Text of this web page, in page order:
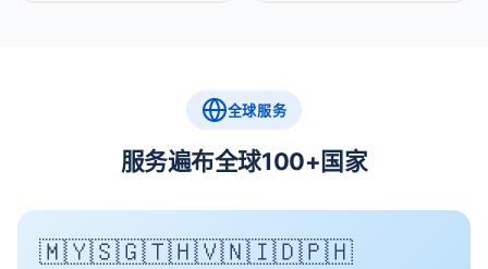
全球服务
服务遍布全球100+国家
🇲🇾🇸🇬🇹🇭🇻🇳🇮🇩🇵🇭